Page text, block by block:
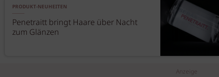
PRODUKT-NEUHEITEN
Penetraitt bringt Haare über Nacht
zum Glänzen
Anzeige